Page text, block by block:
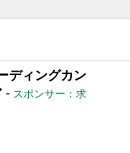
ディングカン
- スポンサー：求